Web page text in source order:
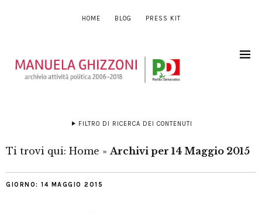
HOME BLOG PRESS KIT
FILTRO DI RICERCA DEI CONTENUTI
Ti trovi qui: Home » Archivi per 14 Maggio 2015
GIORNO: 14 MAGGIO 2015